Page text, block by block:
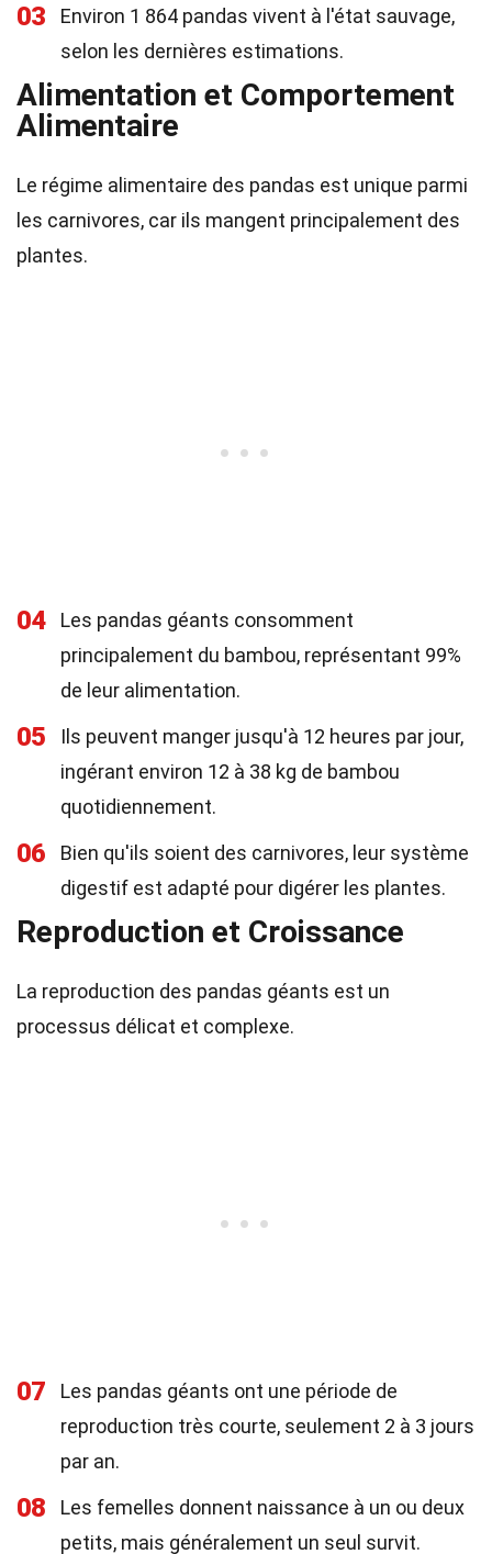
03
Environ 1 864 pandas vivent à l'état sauvage,
selon les dernières estimations.
Alimentation et Comportement
Alimentaire
Le régime alimentaire des pandas est unique parmi
les carnivores, car ils mangent principalement des
plantes.
04
Les pandas géants consomment
principalement du bambou, représentant 99%
de leur alimentation.
05
Ils peuvent manger jusqu'à 12 heures par jour,
ingérant environ 12 à 38 kg de bambou
quotidiennement.
06
Bien qu'ils soient des carnivores, leur système
digestif est adapté pour digérer les plantes.
Reproduction et Croissance
La reproduction des pandas géants est un
processus délicat et complexe.
07
Les pandas géants ont une période de
reproduction très courte, seulement 2 à 3 jours
par an.
08
Les femelles donnent naissance à un ou deux
petits, mais généralement un seul survit.